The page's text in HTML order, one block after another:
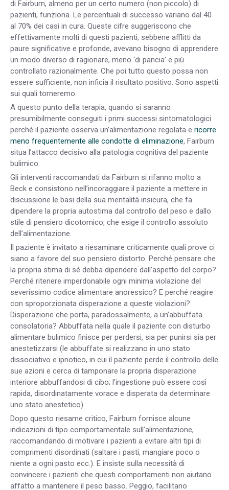
di Fairburn, almeno per un certo numero (non piccolo) di
pazienti, funziona. Le percentuali di successo variano dal 40
al 70% dei casi in cura. Queste cifre suggeriscono che
effettivamente molti di questi pazienti, sebbene afflitti da
paure significative e profonde, avevano bisogno di apprendere
un modo diverso di ragionare, meno ‘di pancia’ e più
controllato razionalmente. Che poi tutto questo possa non
essere sufficiente, non inficia il risultato positivo. Sono aspetti
sui quali torneremo.
A questo punto della terapia, quando si saranno
presumibilmente conseguiti i primi successi sintomatologici
perché il paziente osserva un’alimentazione regolata e ricorre
meno frequentemente alle condotte di eliminazione, Fairburn
situa l’attacco decisivo alla patologia cognitiva del paziente
bulimico.
Gli interventi raccomandati da Fairburn si rifanno molto a
Beck e consistono nell’incoraggiare il paziente a mettere in
discussione le basi della sua mentalità insicura, che fa
dipendere la propria autostima dal controllo del peso e dallo
stile di pensiero dicotomico, che esige il controllo assoluto
dell’alimentazione.
Il paziente è invitato a riesaminare criticamente quali prove ci
siano a favore del suo pensiero distorto. Perché pensare che
la propria stima di sé debba dipendere dall’aspetto del corpo?
Perché ritenere imperdonabile ogni minima violazione del
severissimo codice alimentare anoressico? E perché reagire
con sproporzionata disperazione a queste violazioni?
Disperazione che porta, paradossalmente, a un’abbuffata
consolatoria? Abbuffata nella quale il paziente con disturbo
alimentare bulimico finisce per perdersi, sia per punirsi sia per
anestetizzarsi (le abbuffate si realizzano in uno stato
dissociativo e ipnotico, in cui il paziente perde il controllo delle
sue azioni e cerca di tamponare la propria disperazione
interiore abbuffandosi di cibo; l’ingestione può essere così
rapida, disordinatamente vorace e disperata da determinare
uno stato anestetico).
Dopo questo riesame critico, Fairburn fornisce alcune
indicazioni di tipo comportamentale sull’alimentazione,
raccomandando di motivare i pazienti a evitare altri tipi di
comprimenti disordinati (saltare i pasti, mangiare poco o
niente a ogni pasto ecc.). E insiste sulla necessità di
convincere i pazienti che questi comportamenti non aiutano
affatto a mantenere il peso basso. Peggio, facilitano